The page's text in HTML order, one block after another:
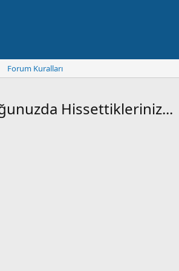
Forum Kuralları
Hissettikleriniz...